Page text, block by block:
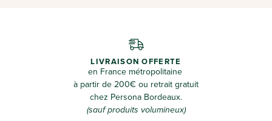
LIVRAISON OFFERTE
en France métropolitaine
à partir de 200€ ou retrait gratuit
chez Persona Bordeaux.
(sauf produits volumineux)